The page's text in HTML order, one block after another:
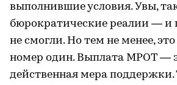
выполнившие условия. Увы,
бюрократические реалии — и
не смогли. Но тем не менее,
номер один. Выплата МРОТ —
действенная мера